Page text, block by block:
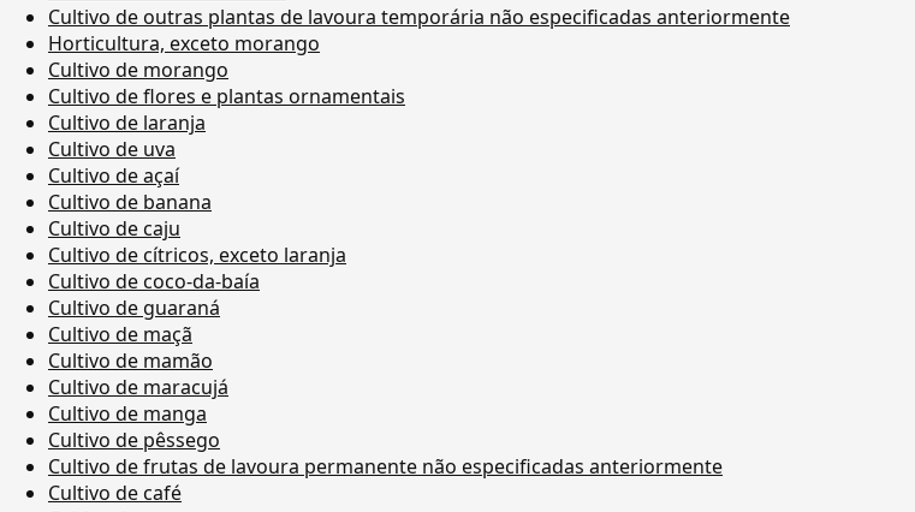
Cultivo de outras plantas de lavoura temporária não especificadas anteriormente
Horticultura, exceto morango
Cultivo de morango
Cultivo de flores e plantas ornamentais
Cultivo de laranja
Cultivo de uva
Cultivo de açaí
Cultivo de banana
Cultivo de caju
Cultivo de cítricos, exceto laranja
Cultivo de coco-da-baía
Cultivo de guaraná
Cultivo de maçã
Cultivo de mamão
Cultivo de maracujá
Cultivo de manga
Cultivo de pêssego
Cultivo de frutas de lavoura permanente não especificadas anteriormente
Cultivo de café